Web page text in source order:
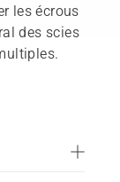
les écrous
des scies